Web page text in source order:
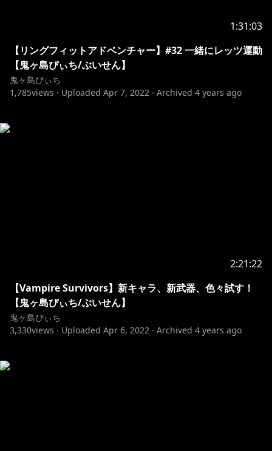
1:31:03
【リングフィットアドベンチャー】#32 一緒にレッツ運動
【鬼ヶ島ぴぃち/ぶいせん】
鬼ヶ島ぴぃち
1,785views · Uploaded Apr 7, 2022 · Archived 4 years ago
2:21:22
【Vampire Survivors】新キャラ、新武器、色々試す！
【鬼ヶ島ぴぃち/ぶいせん】
鬼ヶ島ぴぃち
3,330views · Uploaded Apr 6, 2022 · Archived 4 years ago